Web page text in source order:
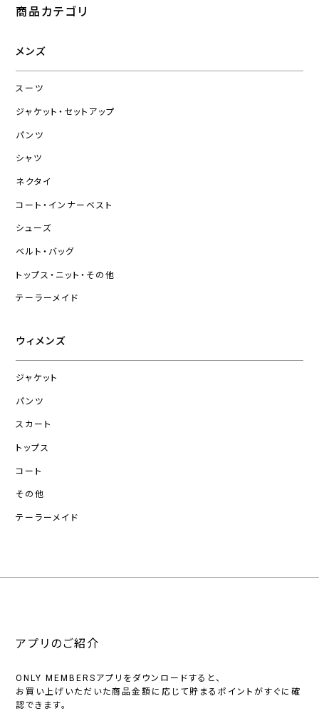
商品カテゴリ
メンズ
スーツ
ジャケット・セットアップ
パンツ
シャツ
ネクタイ
コート・インナーベスト
シューズ
ベルト・バッグ
トップス・ニット・その他
テーラーメイド
ウィメンズ
ジャケット
パンツ
スカート
トップス
コート
その他
テーラーメイド
アプリのご紹介
ONLY MEMBERSアプリをダウンロードすると、
お買い上げいただいた商品金額に応じて貯まるポイントがすぐに確
認できます。